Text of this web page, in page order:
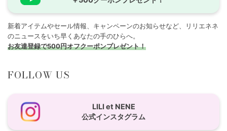
新着アイテムやセール情報、キャンペーンのお知らせなど、リリエネネ
のニュースをいち早くあなたの手のひらへ。
お友達登録で500円オフクーポンプレゼント！
FOLLOW US
LILI et NENE
公式インスタグラム